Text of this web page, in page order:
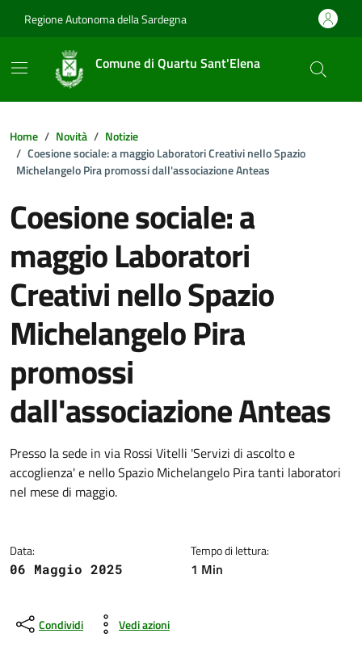
Regione Autonoma della Sardegna
Comune di Quartu Sant'Elena
Home Novità
Notizie
Coesione sociale: a maggio Laboratori Creativi nello Spazio
Michelangelo Pira promossi dall'associazione Anteas
Coesione sociale: a
maggio Laboratori
Creativi nello Spazio
Michelangelo Pira
promossi
dall'associazione Anteas
Dettagli della notizia
Presso la sede in via Rossi Vitelli 'Servizi di ascolto e
accoglienza' e nello Spazio Michelangelo Pira tanti laboratori
nel mese di maggio.
Data:
06 Maggio 2025
Tempo di lettura:
1 Min
Condividi Vedi azioni